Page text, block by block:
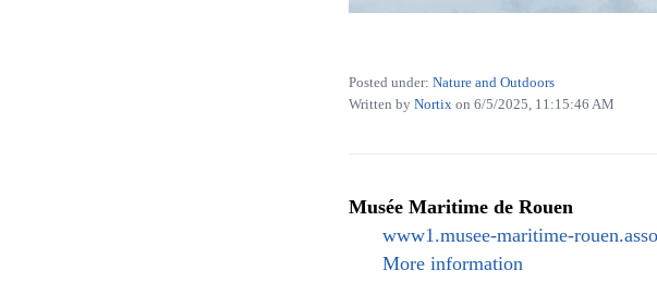
Khachapuri Megruli - traditionelles
SA.)
Posted under: Nature and Outdoors
Written by Nortix on 6/5/2025, 11:15:46 AM
Musée Maritime de Rouen
www1.musee-maritime-
More information